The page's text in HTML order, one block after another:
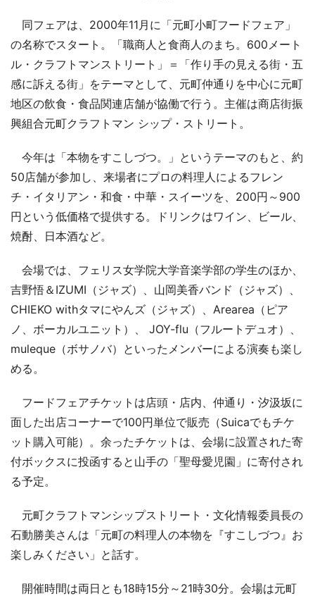
同フェアは、2000年11月に「元町小町フードフェア」
の名称でスタート。「職商人と食商人のまち。600メート
ル・クラフトマンストリート」＝「作り手の見える街・五
感に訴える街」をテーマとして、元町仲通りを中心に元町
地区の飲食・食品関連店舗が協働で行う。主催は商店街振
興組合元町クラフトマン シップ・ストリート。
今年は「本物をすこしづつ。」というテーマのもと、約
50店舗が参加し、来場者にプロの料理人によるフレン
チ・イタリアン・和食・中華・スイーツを、200円～900
円という低価格で提供する。ドリンクはワイン、ビール、
焼酎、日本酒など。
会場では、フェリス女学院大学音楽学部の学生のほか、
吉野悟＆IZUMI（ジャズ）、山岡美香バンド（ジャズ）、
CHIEKO withタマにやんズ（ジャズ）、Arearea（ピア
ノ、ボーカルユニット）、 JOY-flu（フルートデュオ）、
muleque（ボサノバ）といったメンバーによる演奏も楽し
める。
フードフェアチケットは店頭・店内、仲通り・汐汲坂に
面した出店コーナーで100円単位で販売（Suicaでもチケ
ット購入可能）。余ったチケットは、会場に設置された寄
付ボックスに投函すると山手の「聖母愛児園」に寄付され
る予定。
元町クラフトマンシップストリート・文化情報委員長の
石動勝美さんは「元町の料理人の本物を『すこしづつ』お
楽しみください」と話す。
開催時間は両日とも18時15分～21時30分。会場は元町